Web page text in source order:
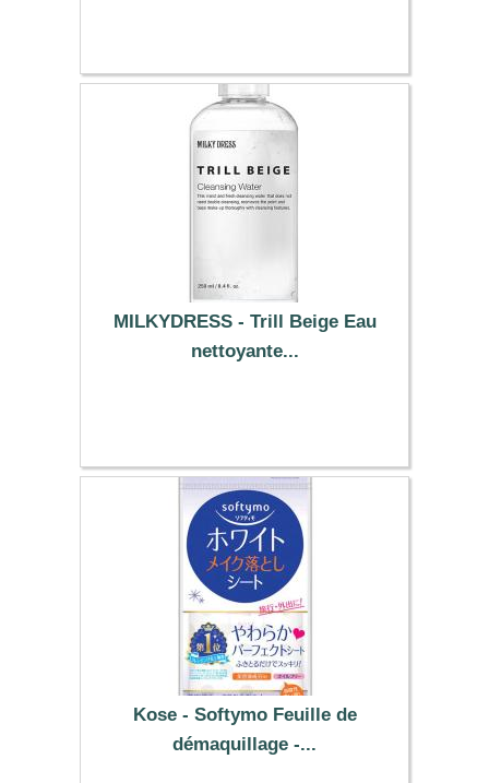
MILKYDRESS - Trill Beige Eau
nettoyante...
Kose - Softymo Feuille de
démaquillage -...